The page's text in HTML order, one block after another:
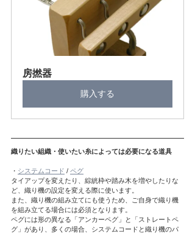
房撚器
購入する
織りたい組織・使いたい糸によっては必要になる道具
・ システムコード / ペグ
タイアップを変えたり、綜絖枠や踏み木を増やしたりな
ど、織り機の設定を変える際に使います。
また、織り機の組み立てにも使うため、ご自身で織り機
を組み立てる場合には必須となります。
ペグには形の異なる「アンカーペグ」と「ストレートペ
グ」があり、多くの場合、システムコードと織り機のパ